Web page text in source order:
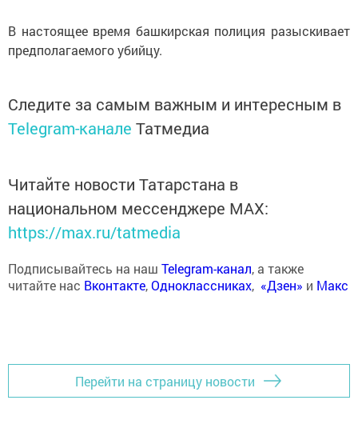
В настоящее время башкирская полиция разыскивает
предполагаемого убийцу.
Следите за самым важным и интересным в
Telegram-канале Татмедиа
Читайте новости Татарстана в
национальном мессенджере MАХ:
https://max.ru/tatmedia
Подписывайтесь на наш Telegram-канал, а также
читайте нас Вконтакте,Одноклассниках, «Дзен» и Макс
Перейти на страницу новости